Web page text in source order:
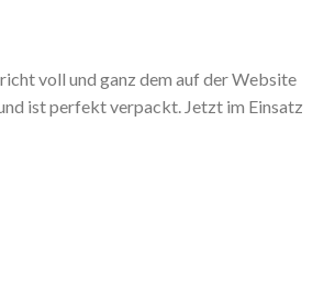
voll und ganz dem auf der Website
ist perfekt verpackt. Jetzt im Einsatz